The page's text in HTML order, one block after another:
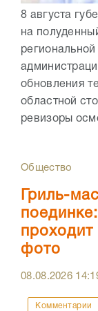
8 августа
на
обновления
областной
ревизоры
Общество
Гриль-
фото
08.08.2026
Комментарии